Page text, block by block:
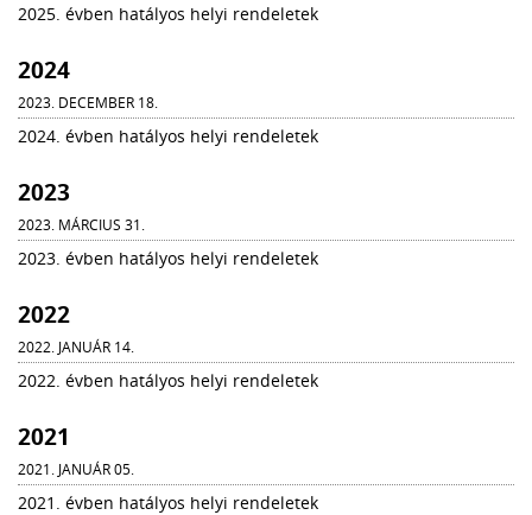
2025. évben hatályos helyi rendeletek
2024
2023. DECEMBER 18.
2024. évben hatályos helyi rendeletek
2023
2023. MÁRCIUS 31.
2023. évben hatályos helyi rendeletek
2022
2022. JANUÁR 14.
2022. évben hatályos helyi rendeletek
2021
2021. JANUÁR 05.
2021. évben hatályos helyi rendeletek